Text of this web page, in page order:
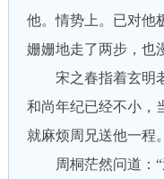
他。情势上。已对他
姗姗地走了两步，也
宋之春指着玄明老
和尚年纪已经不小，
就麻烦周兄送他一程
周桐茫然问道：“